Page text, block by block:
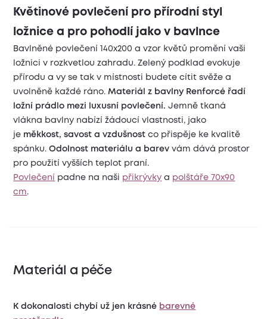
Květinové povlečení pro přírodní styl
ložnice a pro pohodlí jako v bavlnce
Bavlněné povlečení 140x200 a vzor květů promění vaši
ložnici v rozkvetlou zahradu. Zelený podklad evokuje
přírodu a vy se tak v místnosti budete cítit svěže a
uvolněně každé ráno.Materiál z bavlny Renforcé řadí
ložní prádlo mezi luxusní povlečení.Jemně tkaná
vlákna bavlny nabízí žádoucí vlastnosti, jako
je měkkost, savost a vzdušnostco přispěje ke kvalitě
spánku.Odolnost materiálu a barev vám dává prostor
pro použití vyšších teplot praní.
Povlečení
padne na naši přikrývky a
polštáře 70x90
cm.
Materiál a péče
K dokonalosti chybí už jen krásné barevné